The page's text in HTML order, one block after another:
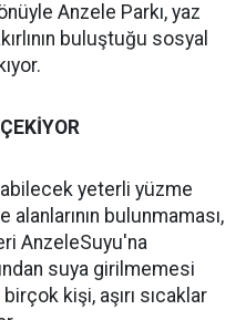
Anzele Parkı, yaz
buluştuğu sosyal
yeterli yüzme
bulunmaması,
AnzeleSuyu'na
suya girilmemesi
kişi, aşırı sıcaklar